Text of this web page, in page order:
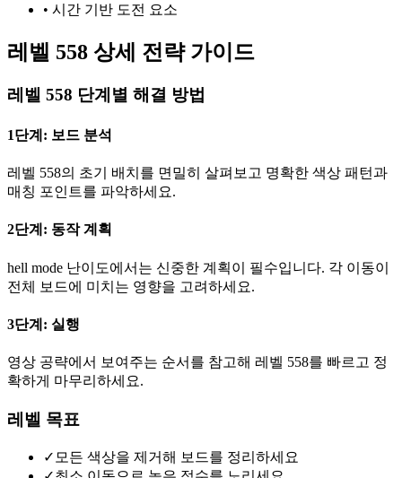
• 시간 기반 도전 요소
레벨 558 상세 전략 가이드
레벨 558 단계별 해결 방법
1단계: 보드 분석
레벨 558의 초기 배치를 면밀히 살펴보고 명확한 색상 패턴과
매칭 포인트를 파악하세요.
2단계: 동작 계획
hell mode 난이도에서는 신중한 계획이 필수입니다. 각 이동이
전체 보드에 미치는 영향을 고려하세요.
3단계: 실행
영상 공략에서 보여주는 순서를 참고해 레벨 558를 빠르고 정
확하게 마무리하세요.
레벨 목표
✓ 모든 색상을 제거해 보드를 정리하세요